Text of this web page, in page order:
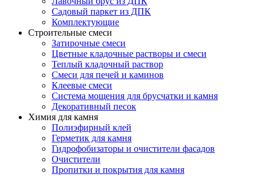
Садовый паркет из ДПК
Комплектующие
Строительные смеси
Затирочные смеси
Цветные кладочные растворы и смеси
Теплый кладочный раствор
Смеси для печей и каминов
Клеевые смеси
Система мощения для брусчатки и камня
Декоративный песок
Химия для камня
Полиэфирный клей
Герметик для камня
Гидрофобизаторы и очистители фасадов
Очистители
Пропитки и покрытия для камня